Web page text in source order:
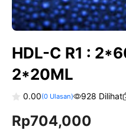
HDL-C R1 :
2*20ML
o
u
0.00(0Ulasan) 928 Dilihat
Rp704,000